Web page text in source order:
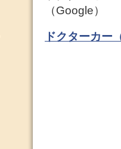
（Google）
ドクターカー